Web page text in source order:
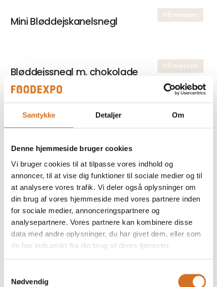
Samtykke Detaljer Om
Denne hjemmeside bruger cookies
Vi bruger cookies til at tilpasse vores indhold og
annoncer, til at vise dig funktioner til sociale medier og til
at analysere vores trafik. Vi deler også oplysninger om
din brug af vores hjemmeside med vores partnere inden
for sociale medier, annonceringspartnere og
analysepartnere. Vores partnere kan kombinere disse
data med andre oplysninger, du har givet dem, eller som
de har indsamlet fra din brug af deres tjenester.
Nødvendig
På messen
Mini Bløddejskanelsnegl
På messen
Bløddejssnegl m. chokolade
På messen
Cremestang
Foodexpo
Produktet er medbragt på messen
Dette produkt kan opleves på udstillerens stand på messen